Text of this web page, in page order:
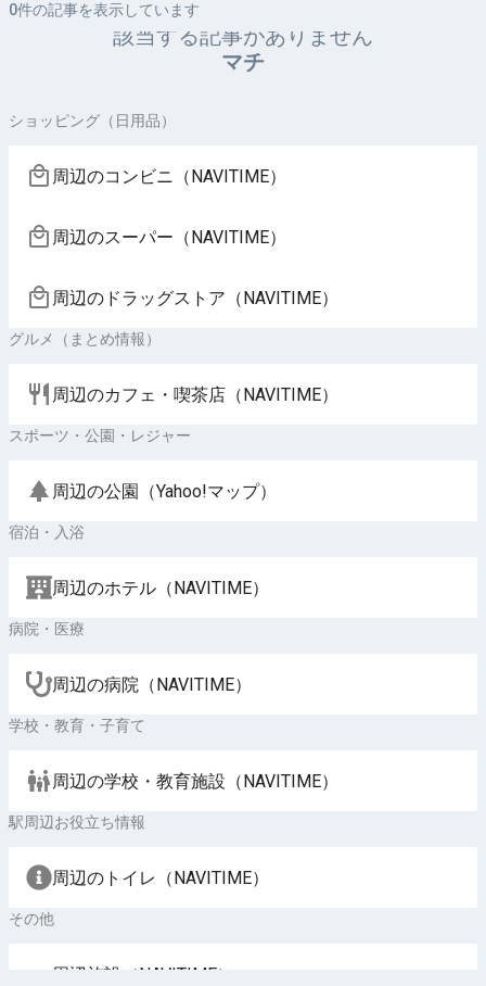
0件の記事を表示しています
該当する記事がありません
マチ
ショッピング（日用品）
周辺のコンビニ（NAVITIME）
周辺のスーパー（NAVITIME）
周辺のドラッグストア（NAVITIME）
グルメ（まとめ情報）
周辺のカフェ・喫茶店（NAVITIME）
スポーツ・公園・レジャー
周辺の公園（Yahoo!マップ）
宿泊・入浴
周辺のホテル（NAVITIME）
病院・医療
周辺の病院（NAVITIME）
学校・教育・子育て
周辺の学校・教育施設（NAVITIME）
駅周辺お役立ち情報
周辺のトイレ（NAVITIME）
その他
周辺施設（NAVITIME）